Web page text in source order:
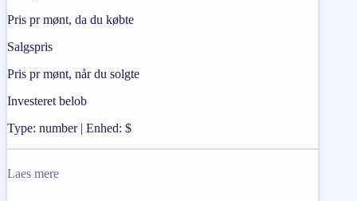
Pris pr mønt, da du købte
Salgspris
Pris pr mønt, når du solgte
Investeret belob
Type: number | Enhed: $
Laes mere